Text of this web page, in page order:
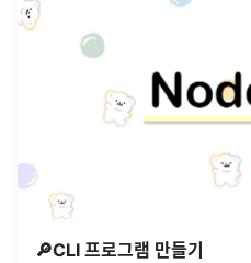
🔎CLI 프로그램 만들기